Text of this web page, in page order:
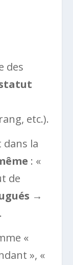
des
etc.).
dans la
: «
de
→
.
«
», «